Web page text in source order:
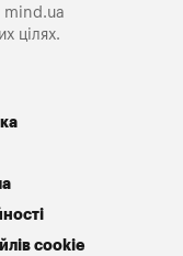
mind.ua
цілях.
cookie